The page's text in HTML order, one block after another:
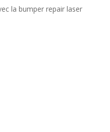
la bumper repair laser